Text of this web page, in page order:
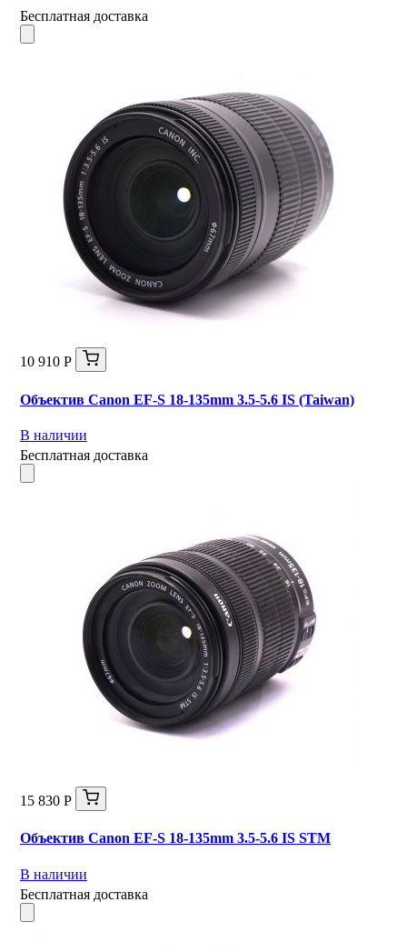
Бесплатная доставка
10 910 Р
Объектив Canon EF-S 18-135mm 3.5-5.6 IS (Taiwan)
В наличии
Бесплатная доставка
15 830 Р
Объектив Canon EF-S 18-135mm 3.5-5.6 IS STM
В наличии
Бесплатная доставка